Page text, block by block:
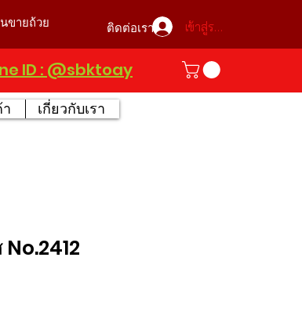
ขายถ้วย
เข้าสู่ระบบ
ติดต่อเรา
ID : @sbktoay
เกี่ยวกับเรา